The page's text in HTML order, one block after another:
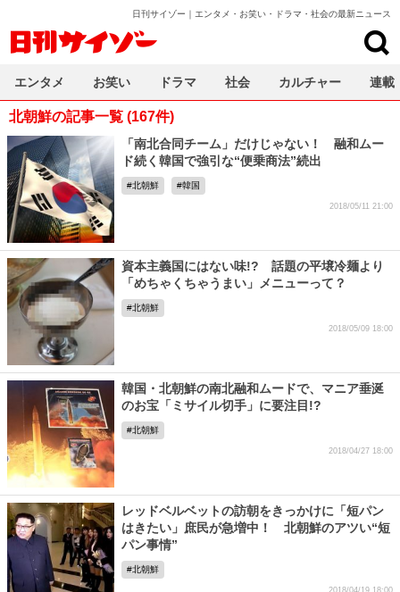
日刊サイゾー｜エンタメ・お笑い・ドラマ・社会の最新ニュース
北朝鮮の記事一覧 (167件)
「南北合同チーム」だけじゃない！ 融和ムー
ド続く韓国で強引な“便乗商法”続出
北朝鮮 韓国
2018/05/11 21:00
資本主義国にはない味!? 話題の平壌冷麺より
「めちゃくちゃうまい」メニューって？
北朝鮮
2018/05/09 18:00
韓国・北朝鮮の南北融和ムードで、マニア垂涎
のお宝「ミサイル切手」に要注目!?
北朝鮮
2018/04/27 18:00
レッドベルベットの訪朝をきっかけに「短パン
はきたい」庶民が急増中！ 北朝鮮のアツい“短
パン事情”
北朝鮮
2018/04/19 18:00
エンタメ お笑い ドラマ 社会 カルチャー 連載